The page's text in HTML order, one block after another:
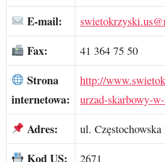
E-mail:
Fax: 41 364 75 50
Strona
internetowa:
http://
urzad-skarbowy-
Adres: ul.
Kod US: 2671